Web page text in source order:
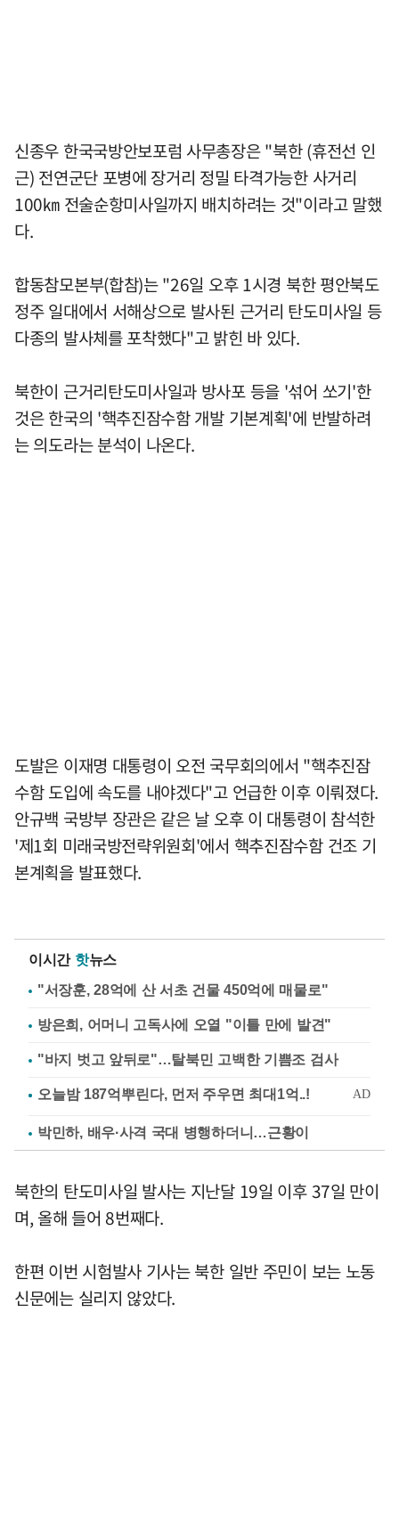
신종우 한국국방안보포럼 사무총장은 "북한 (휴전선 인
근) 전연군단 포병에 장거리 정밀 타격가능한 사거리
100㎞ 전술순항미사일까지 배치하려는 것"이라고 말했
다.
합동참모본부(합참)는 "26일 오후 1시경 북한 평안북도
정주 일대에서 서해상으로 발사된 근거리 탄도미사일 등
다종의 발사체를 포착했다"고 밝힌 바 있다.
북한이 근거리탄도미사일과 방사포 등을 '섞어 쏘기'한
것은 한국의 '핵추진잠수함 개발 기본계획'에 반발하려
는 의도라는 분석이 나온다.
도발은 이재명 대통령이 오전 국무회의에서 "핵추진잠
수함 도입에 속도를 내야겠다"고 언급한 이후 이뤄졌다.
안규백 국방부 장관은 같은 날 오후 이 대통령이 참석한
'제1회 미래국방전략위원회'에서 핵추진잠수함 건조 기
본계획을 발표했다.
이시간 핫뉴스
"서장훈, 28억에 산 서초 건물 450억에 매물로"
방은희, 어머니 고독사에 오열 "이틀 만에 발견"
"바지 벗고 앞뒤로"…탈북민 고백한 기쁨조 검사
박민하, 배우·사격 국대 병행하더니…근황이
북한의 탄도미사일 발사는 지난달 19일 이후 37일 만이
며, 올해 들어 8번째다.
한편 이번 시험발사 기사는 북한 일반 주민이 보는 노동
신문에는 실리지 않았다.